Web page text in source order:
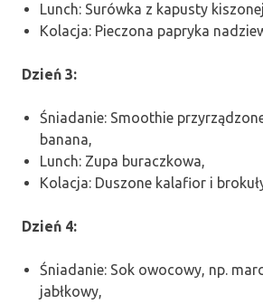
Lunch: Surówka z kapusty
Kolacja: Pieczona papryka
Dzień 3:
Śniadanie: Smoothie
banana,
Lunch: Zupa buraczkowa,
Kolacja: Duszone kalafior i
Dzień 4:
Śniadanie: Sok owocowy, np.
jabłkowy,